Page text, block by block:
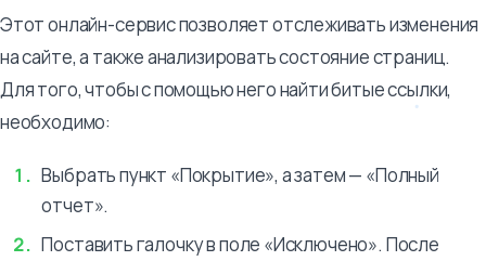
Этот онлайн-сервис позволяет отслеживать изменения
на сайте, а также анализировать состояние страниц.
Для того, чтобы с помощью него найти битые ссылки,
необходимо:
Выбрать пункт «Покрытие», а затем — «Полный
отчет».
Поставить галочку в поле «Исключено». После